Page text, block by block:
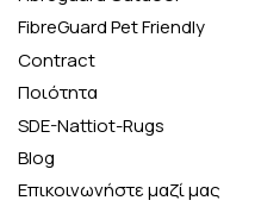
FibreGuard Pet Friendly
Contract
Ποιότητα
SDE-Nattiot-Rugs
Blog
Επικοινωνήστε μαζί μας